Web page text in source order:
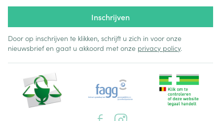
Inschrijven
Door op inschrijven te klikken, schrijft u zich in voor onze
nieuwsbrief en gaat u akkoord met onze privacy policy.